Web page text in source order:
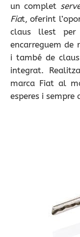
un complet
Fiat, oferint
claus llest per
encarreguem de
i també de
integrat.
marca Fiat al
esperes i